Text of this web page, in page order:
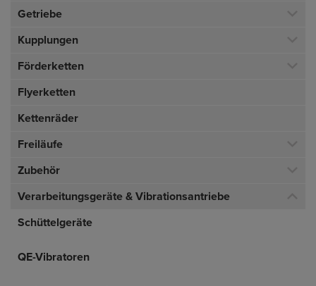
Getriebe
Kupplungen
Förderketten
Flyerketten
Kettenräder
Freiläufe
Zubehör
Verarbeitungsgeräte & Vibrationsantriebe
Schüttelgeräte
QE-Vibratoren